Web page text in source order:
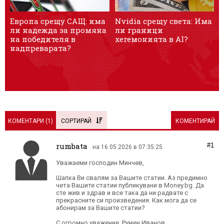
Европа срещу САЩ: има
ли надежда за промяна
на победителя в
надпреварата?
Nvidia срещу света: Има
ли граници
хегемонията в AI?
КОМЕНТАРИ (1 ) СОРТИРАЙ КОМЕНТИРАЙ
rumbata на 16.05.2026 в 07:35:25 #1
Уважаеми господин Минчев,
Шапка Ви свалям за Вашите статии. Аз предимно
чета Вашите статии публикувани в Money.bg. Да
сте жив и здрав и все така да ни радвате с
прекрасните си произведения. Как мога да се
абонирам за Вашите статии?